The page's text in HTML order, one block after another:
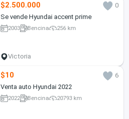
$2.500.000
0
Se vende Hyundai accent prime
2003 Bencina 256 km
Victoria
$10
6
Venta auto Hyundai 2022
2022 Bencina 20793 km